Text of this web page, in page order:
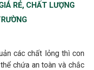
RẺ, CHẤT LƯỢNG
các chất lỏng thì con
chứa an toàn và chắc